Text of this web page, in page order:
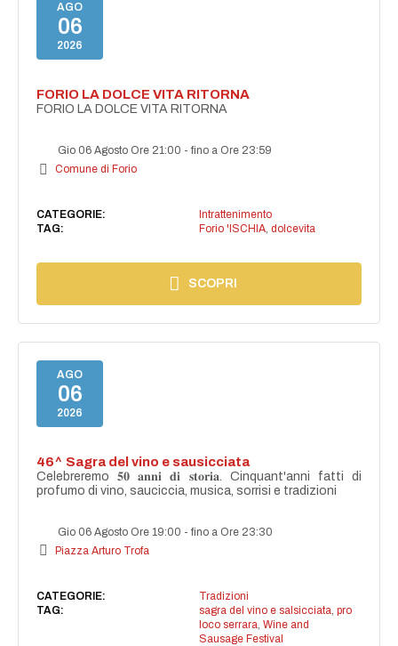
AGO
06
2026
FORIO LA DOLCE VITA RITORNA
FORIO LA DOLCE VITA RITORNA
Gio 06 Agosto Ore 21:00 -fino a Ore 23:59
Comune di Forio
CATEGORIE:
Intrattenimento
TAG:
Forio 'ISCHIA, dolcevita
SCOPRI
AGO
06
2026
46^ Sagra del vino e sausicciata
Celebreremo 𝟓𝟎 𝐚𝐧𝐧𝐢 𝐝𝐢 𝐬𝐭𝐨𝐫𝐢𝐚. Cinquant'anni fatti di
profumo di vino, sauciccia, musica, sorrisi e tradizioni
Gio 06 Agosto Ore 19:00 -fino a Ore 23:30
Piazza Arturo Trofa
CATEGORIE:
Tradizioni
TAG:
sagra del vino e salsicciata, pro
loco serrara, Wine and
Sausage Festival